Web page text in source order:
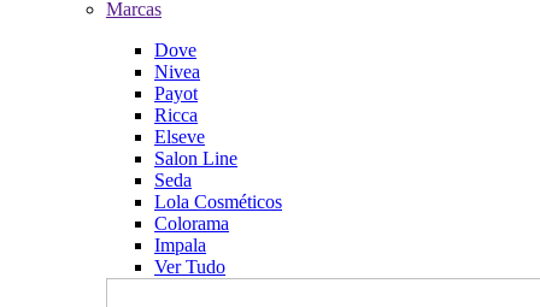
Marcas
Dove
Nivea
Payot
Ricca
Elseve
Salon Line
Seda
Lola Cosméticos
Colorama
Impala
Ver Tudo